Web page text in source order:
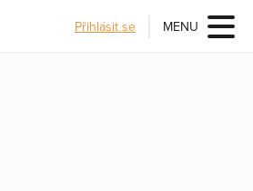
Přihlásit se MENU